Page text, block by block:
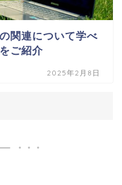
関連について学べ
ご紹介
2025年2月8日